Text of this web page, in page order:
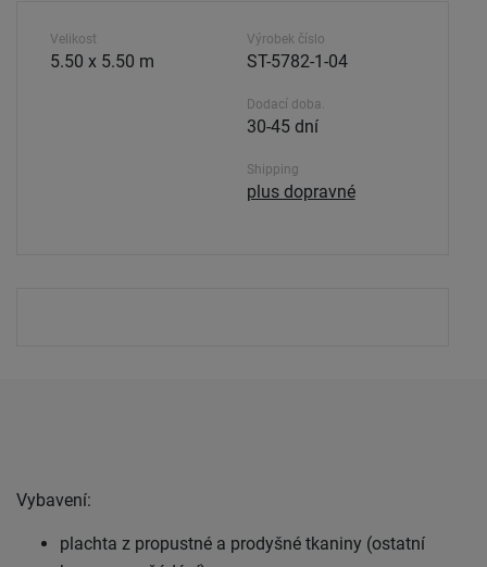
Velikost
5.50 x 5.50 m
Výrobek číslo
ST-5782-1-04
Dodací doba.
30-45 dní
Shipping
plus dopravné
Vybavení:
plachta z propustné a prodyšné tkaniny (ostatní